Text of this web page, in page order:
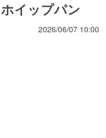
イップパン
2026/06/07 10:00